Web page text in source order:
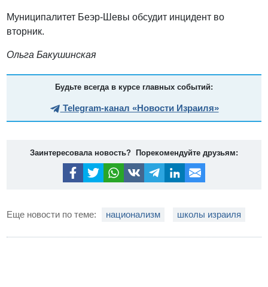
Муниципалитет Беэр-Шевы обсудит инцидент во
вторник.
Ольга Бакушинская
Будьте всегда в курсе главных событий:
Telegram-канал «Новости Израиля»
Заинтересовала новость? Порекомендуйте друзьям:
Еще новости по теме: национализм школы израиля